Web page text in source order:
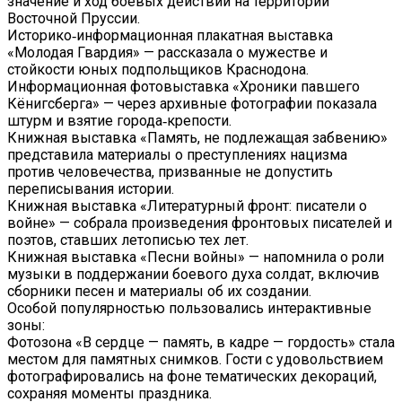
Восточной Пруссии.
Историко‑информационная плакатная выставка
«Молодая Гвардия» — рассказала о мужестве и
стойкости юных подпольщиков Краснодона.
Информационная фотовыставка «Хроники павшего
Кёнигсберга» — через архивные фотографии показала
штурм и взятие города‑крепости.
Книжная выставка «Память, не подлежащая забвению»
представила материалы о преступлениях нацизма
против человечества, призванные не допустить
переписывания истории.
Книжная выставка «Литературный фронт: писатели о
войне» — собрала произведения фронтовых писателей и
поэтов, ставших летописью тех лет.
Книжная выставка «Песни войны» — напомнила о роли
музыки в поддержании боевого духа солдат, включив
сборники песен и материалы об их создании.
Особой популярностью пользовались интерактивные
зоны:
Фотозона «В сердце — память, в кадре — гордость» стала
местом для памятных снимков. Гости с удовольствием
фотографировались на фоне тематических декораций,
сохраняя моменты праздника.